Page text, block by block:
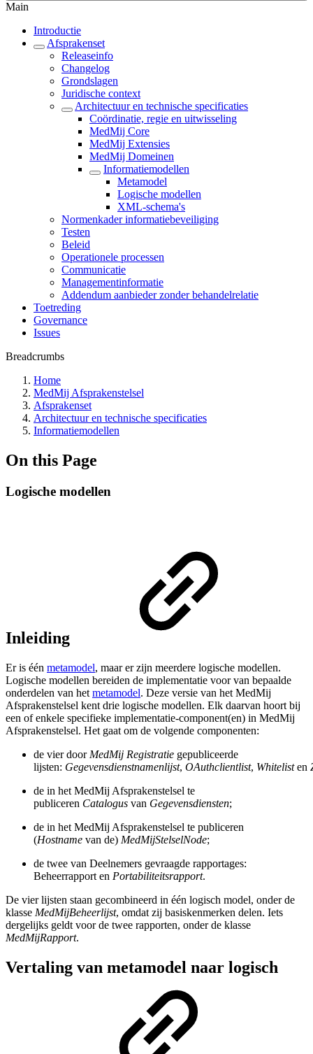
Main
Introductie
Afsprakenset
Releaseinfo
Changelog
Grondslagen
Juridische context
Architectuur en technische specificaties
Coördinatie, regie en uitwisseling
MedMij Core
MedMij Extensies
MedMij Domeinen
Informatiemodellen
Metamodel
Logische modellen
XML-schema's
Normenkader informatiebeveiliging
Testen
Beleid
Operationele processen
Communicatie
Managementinformatie
Addendum aanbieder zonder behandelrelatie
Toetreding
Governance
Issues
Breadcrumbs
Home
MedMij Afsprakenstelsel
Afsprakenset
Architectuur en technische specificaties
Informatiemodellen
On this Page
Logische modellen
Inleiding
Er is één metamodel, maar er zijn meerdere logische modellen.
Logische modellen bereiden de implementatie voor van bepaalde
onderdelen van het metamodel. Deze versie van het MedMij
Afsprakenstelsel kent drie logische modellen. Elk daarvan hoort bij
een of enkele specifieke implementatie-component(en) in MedMij
Afsprakenstelsel. Het gaat om de volgende componenten:
de vier door MedMij Registratie gepubliceerde
lijsten: Gegevensdienstnamenlijst, OAuthclientlist, Whitelisten
de in het MedMij Afsprakenstelsel te
publiceren Catalogus van Gegevensdiensten;
de in het MedMij Afsprakenstelsel te publiceren
(Hostname van de) MedMijStelselNode;
de twee van Deelnemers gevraagde rapportages:
Beheerrapport en Portabiliteitsrapport.
De vier lijsten staan gecombineerd in één logisch model, onder de
klasse MedMijBeheerlijst, omdat zij basiskenmerken delen. Iets
dergelijks geldt voor de twee rapporten, onder de klasse
MedMijRapport.
Vertaling van metamodel naar logisch